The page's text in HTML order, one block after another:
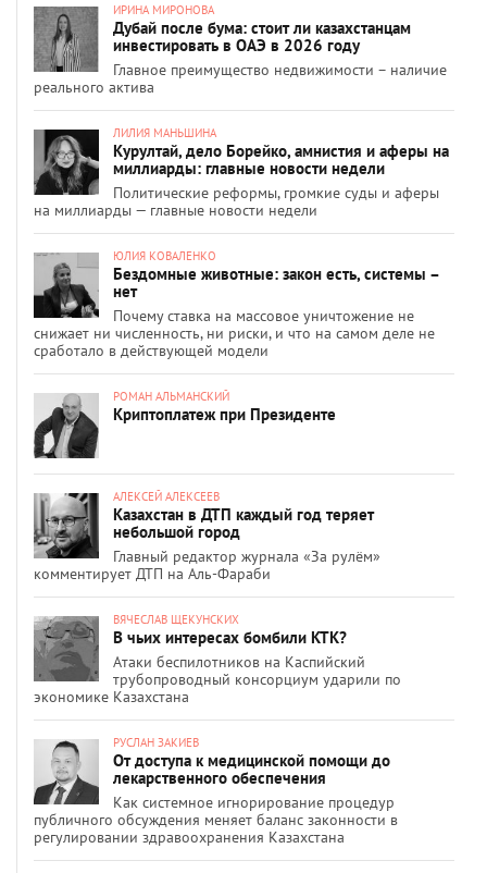
ИРИНА МИРОНОВА
Дубай после бума: стоит ли казахстанцам
инвестировать в ОАЭ в 2026 году
Главное преимущество недвижимости – наличие
реального актива
ЛИЛИЯ МАНЬШИНА
Курултай, дело Борейко, амнистия и аферы на
миллиарды: главные новости недели
Политические реформы, громкие суды и аферы
на миллиарды — главные новости недели
ЮЛИЯ КОВАЛЕНКО
Бездомные животные: закон есть, системы –
нет
Почему ставка на массовое уничтожение не
снижает ни численность, ни риски, и что на самом деле не
сработало в действующей модели
РОМАН АЛЬМАНСКИЙ
Криптоплатеж при Президенте
АЛЕКСЕЙ АЛЕКСЕЕВ
Казахстан в ДТП каждый год теряет
небольшой город
Главный редактор журнала «За рулём»
комментирует ДТП на Аль-Фараби
ВЯЧЕСЛАВ ЩЕКУНСКИХ
В чьих интересах бомбили КТК?
Атаки беспилотников на Каспийский
трубопроводный консорциум ударили по
экономике Казахстана
РУСЛАН ЗАКИЕВ
От доступа к медицинской помощи до
лекарственного обеспечения
Как системное игнорирование процедур
публичного обсуждения меняет баланс законности в
регулировании здравоохранения Казахстана